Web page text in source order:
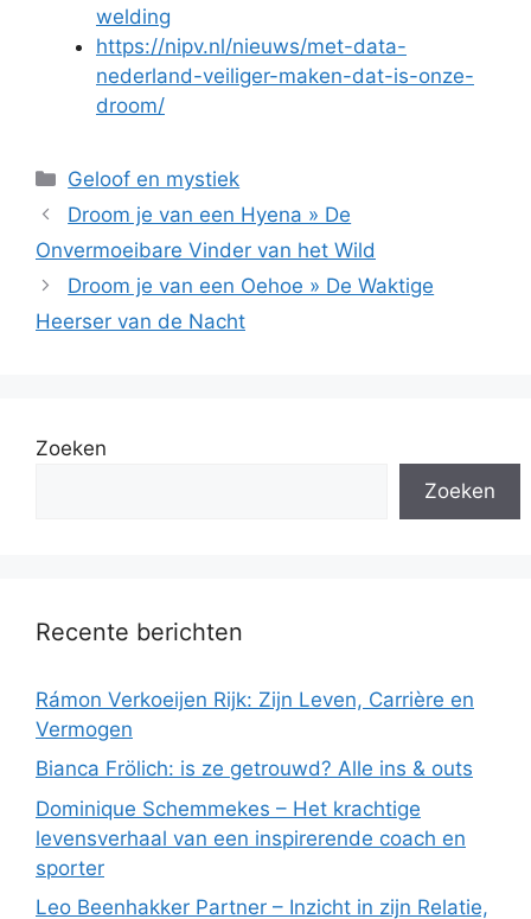
welding
https://nipv.nl/nieuws/met-data-
nederland-veiliger-maken-dat-is-onze-
droom/
Categorieën
Geloof en mystiek
Droom je van een Hyena » De
Onvermoeibare Vinder van het Wild
Droom je van een Oehoe » De Waktige
Heerser van de Nacht
Zoeken
Zoeken
Recente berichten
Rámon Verkoeijen Rijk: Zijn Leven, Carrière en
Vermogen
Bianca Frölich: is ze getrouwd? Alle ins & outs
Dominique Schemmekes – Het krachtige
levensverhaal van een inspirerende coach en
sporter
Leo Beenhakker Partner – Inzicht in zijn Relatie,